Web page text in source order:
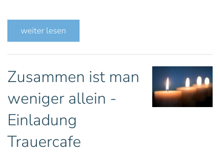
weiter lesen
Zusammen ist man
weniger allein -
Einladung
Trauercafe